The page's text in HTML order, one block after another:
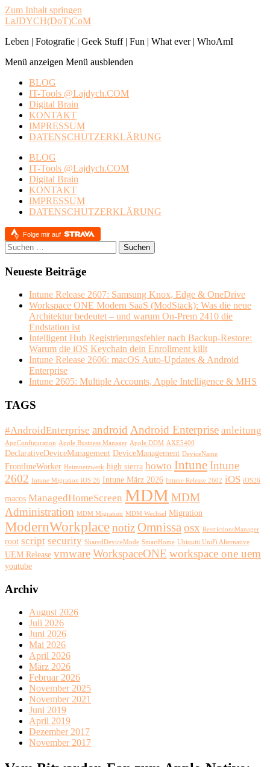
Zum Inhalt springen
LaJDYCH(DoT)CoM
Leben | Fotografie | Geek Stuff | Fun | What ever | WhoAmI
Menü anzeigen Menü ausblenden
BLOG
IT-Tools @Lajdych.COM
Digital Brain
KONTAKT
IMPRESSUM
DATENSCHUTZERKLÄRUNG
BLOG
IT-Tools @Lajdych.COM
Digital Brain
KONTAKT
IMPRESSUM
DATENSCHUTZERKLÄRUNG
Folge mir auf
Suchen
nach:
Neueste Beiträge
Intune Release 2607: Samsung Knox, Edge & OneDrive
Workspace ONE Modern SaaS (ModStack): Was die neue
Architektur bedeutet – und warum On-Prem 2410 die
Endstation ist
Intelligent Hub Registrierungsfehler nach Backup-Restore:
Warum die iOS Keychain dein Enrollment killt
Intune Release 2606: macOS Auto-Updates & Android
Enterprise
Intune 2605: Multiple Accounts, Apple Intelligence & MHS
TAGS
#AndroidEnterprise android Android Enterprise anleitung
AppConfiguration Apple Business Manager Apple DDM AXE5400
DeclarativeDeviceManagement DeviceManagement DeviceName
FrontlineWorker Heimnetzwerk high sierra howto IntuneIntune
2602 Intune Migration iOS 26 Intune März 2026 Intune Release 2602 iOS iOS26
macos ManagedHomeScreen MDM MDM
Administration MDM Migration MDM Wechsel Migration
ModernWorkplacenotiz Omnissa osx RestrictionsManager
root script security SharedDeviceMode SmartHome Ubiquiti UniFi Alternative
UEM Release vmwareWorkspaceONE workspace one uem
youtube
Archiv
August 2026
Juli 2026
Juni 2026
Mai 2026
April 2026
März 2026
Februar 2026
November 2025
November 2021
Juni 2019
April 2019
Dezember 2017
November 2017